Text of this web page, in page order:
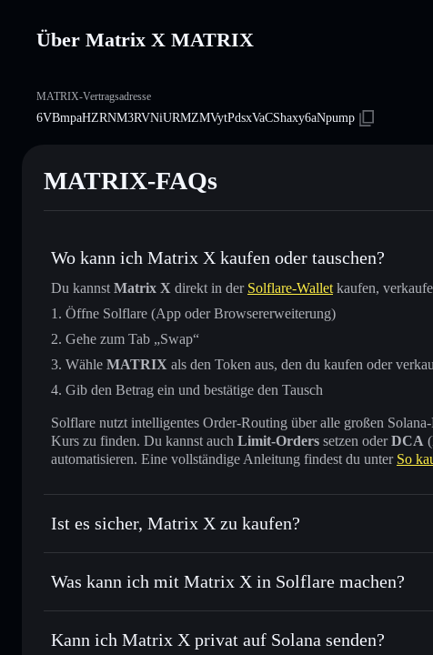
Über Matrix X MATRIX
MATRIX-Vertragsadresse
6VBmpaHZRNM3RVNiURMZMVytPdsxVaCShaxy6aNpump
MATRIX-FAQs
Wo kann ich Matrix X kaufen oder tauschen?
Du kannst Matrix X direkt in der Solflare-Wallet kaufen,
Öffne Solflare (App oder Browsererweiterung)
Gehe zum Tab „Swap“
Wähle MATRIX als den Token aus, den du kaufen oder
Gib den Betrag ein und bestätige den Tausch
Solflare nutzt intelligentes Order-Routing über alle großen
Kurs zu finden. Du kannst auch Limit-Orders setzen oderDCA
automatisieren. Eine vollständige Anleitung findest du unter So
Ist es sicher, Matrix X zu kaufen?
Matrix X nicht verifiziert
Was kann ich mit Matrix X in Solflare machen?
Matrix X
Solflare-Wallet
Sofort tauschen– handle MATRIX gegen SOL, USDC oder
Kann ich Matrix X privat auf Solana senden?